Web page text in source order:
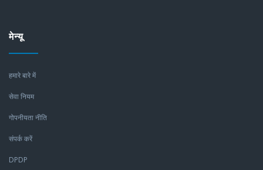
मेन्यू
हमारे बारे में
सेवा नियम
गोपनीयता नीति
संपर्क करें
DPDP